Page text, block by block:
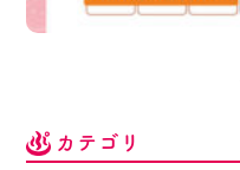
カテゴリ